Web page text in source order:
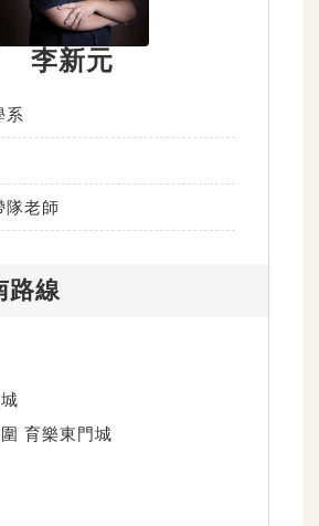
李新元
系
隊老師
路線
育樂東門城